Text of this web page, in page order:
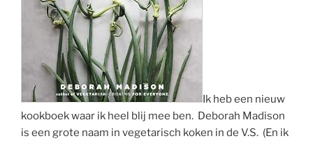
Ik heb een nieuw
kookboek waar ik heel blij mee ben. Deborah Madison
is een grote naam in vegetarisch koken in de V.S. (En ik